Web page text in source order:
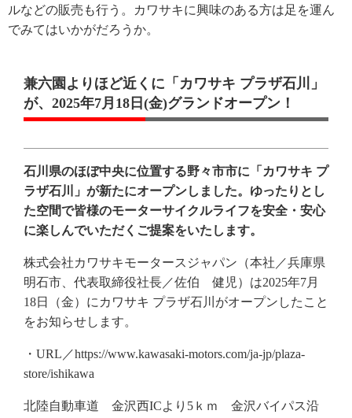
ルなどの販売も行う。カワサキに興味のある方は足を運ん
でみてはいかがだろうか。
兼六園よりほど近くに「カワサキ プラザ石川」
が、2025年7月18日(金)グランドオープン！
石川県のほぼ中央に位置する野々市市に「カワサキ プ
ラザ石川」が新たにオープンしました。ゆったりとし
た空間で皆様のモーターサイクルライフを安全・安心
に楽しんでいただくご提案をいたします。
株式会社カワサキモータースジャパン（本社／兵庫県
明石市、代表取締役社長／佐伯 健児）は2025年7月
18日（金）にカワサキ プラザ石川がオープンしたこと
をお知らせします。
・URL／https://www.kawasaki-motors.com/ja-jp/plaza-
store/ishikawa
北陸自動車道 金沢西ICより5ｋｍ 金沢バイパス沿